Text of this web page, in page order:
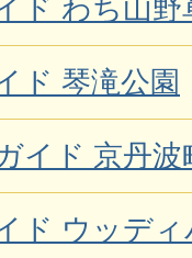
ド わち山野
ド 琴滝公園
イド 京丹
ド ウッデ